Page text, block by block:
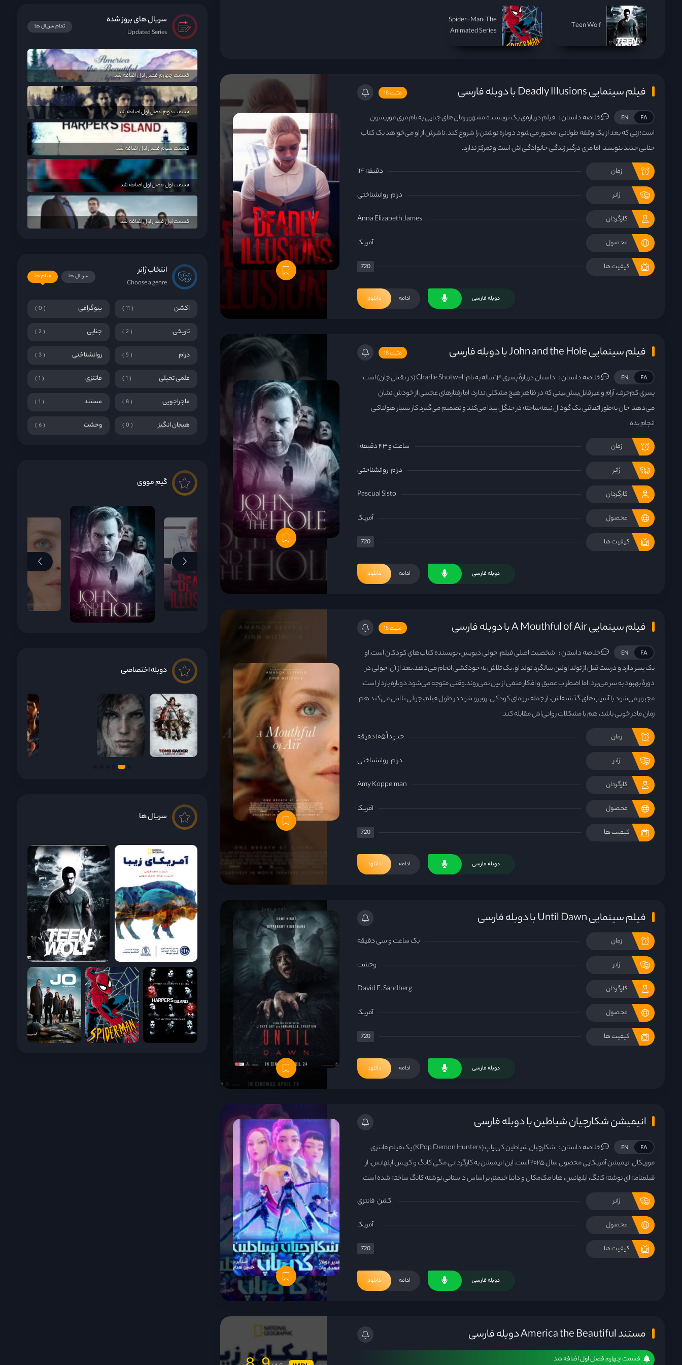
Teen Wolf
Spider-Man: The
Animated Series
فیلم سینمایی Deadly Illusions با دوبله فارسی مثبت 18
FA
EN خلاصه داستان : فیلم درباره‌ی یک نویسنده مشهور رمان‌های جنایی به نام مری موریسون
است؛ زنی که بعد از یک وقفه طولانی، مجبور می‌شود دوباره نوشتن را شروع کند. ناشرش از او می‌خواهد یک کتاب
جنایی جدید بنویسد، اما مری درگیر زندگی خانوادگی‌اش است و تمرکز ندارد.
زمان ۱۱۴ دقیقه
ژانر درام روانشناختی
کارگردان Anna Elizabeth James
محصول آمریکا
کیفیت ها 720
ادامه دانلود دوبله فارسی
فیلم سینمایی John and the Hole با دوبله فارسی مثبت 18
FA
EN خلاصه داستان :
داستان دربارهٔ پسری ۱۳ ساله به نام Charlie Shotwell (در نقش جان) است؛
پسری کم‌حرف، آرام و غیرقابل‌پیش‌بینی که در ظاهر هیچ مشکلی ندارد، اما رفتارهای عجیبی از خودش نشان
می‌دهد. جان به‌طور اتفاقی یک گودال نیمه‌ساخته در جنگل پیدا می‌کند و تصمیم می‌گیرد کار بسیار هولناکی
انجام بده
زمان ۱ ساعت و ۴۳ دقیقه
ژانر درام روانشناختی
کارگردان Pascual Sisto
محصول آمریکا
کیفیت ها 720
ادامه دانلود دوبله فارسی
فیلم سینمایی A Mouthful of Air با دوبله فارسی مثبت 18
FA
EN خلاصه داستان : شخصیت اصلی فیلم، جولی دیویس، نویسنده کتاب‌های کودکان است.او
یک پسر دارد و درست قبل از تولد اولین سالگرد تولد او، یک تلاش به خودکشی انجام می‌دهد.بعد از آن، جولی در
دورهٔ بهبود به سر می‌برد، اما اضطراب عمیق و افکار منفی از بین نمی‌روند.وقتی متوجه می‌شود دوباره باردار است،
مجبور می‌شود با آسیب‌های گذشته‌اش، از جمله ترومای کودکی، روبرو شوددر طول فیلم، جولی تلاش می‌کند هم
زمان مادر خوبی باشد، هم با مشکلات روانی‌اش مقابله کند.
زمان حدوداً ۱۰۵ دقیقه
ژانر درام روانشناختی
کارگردان Amy Koppelman
محصول آمریکا
کیفیت ها 720
ادامه دانلود دوبله فارسی
فیلم سینمایی Until Dawn با دوبله فارسی
زمان یک ساعت و سی دقیقه
ژانر وحشت
کارگردان David F. Sandberg
محصول آمریکا
کیفیت ها 720
ادامه دانلود دوبله فارسی
انیمیشن شکارچیان شیاطین با دوبله فارسی
FA
EN خلاصه داستان :
شکارچیان شیاطین کی‌ پاپ (KPop Demon Hunters) یک فیلم فانتزی
موزیکال انیمیشن آمریکایی محصول سال ۲۰۲۵ است. این انیمیشن به کارگردانی مگی کانگ و کریس اپلهانس، از
فیلمنامه‌ ای نوشته کانگ، اپلهانس، هانا مک‌مکان و دانیا خیمنز، بر اساس داستانی نوشته کانگ ساخته شده است.
ژانر اکشن فانتزی
محصول آمریکا
کیفیت ها 720
ادامه دانلود دوبله فارسی
مستند America the Beautiful دوبله فارسی
قسمت چهارم فصل اول اضافه شد
سریال های بروز شده
Updated Series
تمام سریال ها
قسمت چهارم فصل اول اضافه شد
قسمت دوم فصل اول اضافه شد
قسمت سوم فصل اول اضافه شد
قسمت اول فصل اول اضافه شد
قسمت اول فصل اول اضافه شد
انتخاب ژانر
Choose a genre
فیلم ها سریال ها
اکشن 11 بیوگرافی 0
تاریخی 2 جنایی 2
درام 5 روانشناختی 3
علمی تخیلی 1 فانتزی 1
ماجراجویی 8 مستند 1
هیجان انگیز 0 وحشت 6
گیم مووی
دوبله اختصاصی
سریال ها